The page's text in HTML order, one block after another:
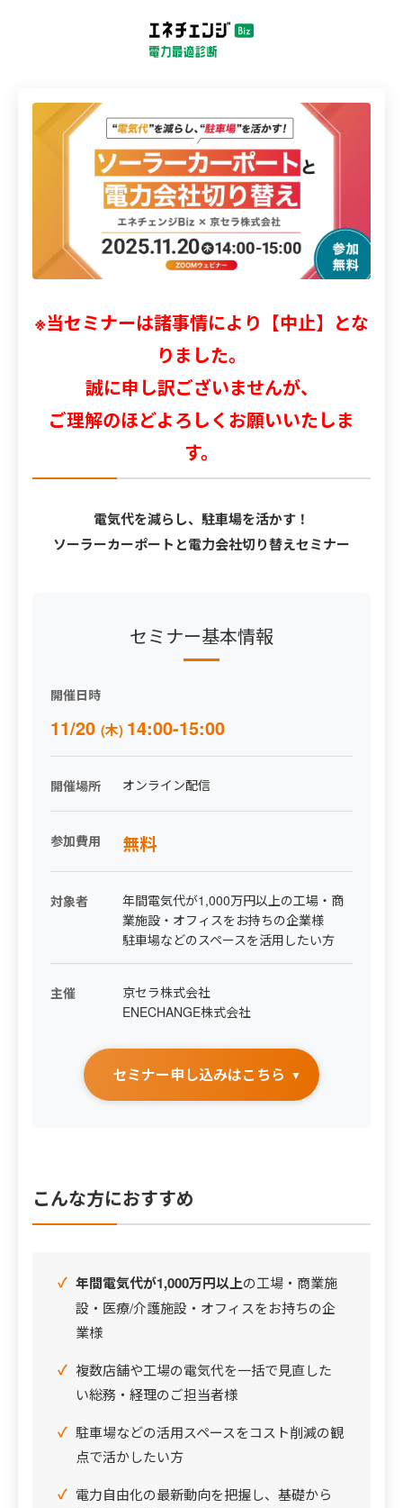
※当セミナーは諸事情により【中止】とな
りました。
誠に申し訳ございませんが、
ご理解のほどよろしくお願いいたしま
す。
電気代を減らし、駐車場を活かす！
ソーラーカーポートと電力会社切り替えセミナー
セミナー基本情報
開催日時
11/20(木) 14:00-15:00
開催場所 オンライン配信
参加費用 無料
対象者
年間電気代が1,000万円以上の工場・商
業施設・オフィスをお持ちの企業様
駐車場などのスペースを活用したい方
主催
京セラ株式会社
ENECHANGE株式会社
セミナー申し込みはこちら
こんな方におすすめ
年間電気代が1,000万円以上の工場・商業施
設・医療/介護施設・オフィスをお持ちの企
業様
複数店舗や工場の電気代を一括で見直した
い総務・経理のご担当者様
駐車場などの活用スペースをコスト削減の観
点で活かしたい方
電力自由化の最新動向を把握し、基礎から